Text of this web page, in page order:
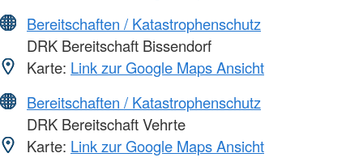
Bereitschaften / Katastrophenschutz
DRK Bereitschaft Bissendorf
Karte: Link zur Google Maps Ansicht
Bereitschaften / Katastrophenschutz
DRK Bereitschaft Vehrte
Karte: Link zur Google Maps Ansicht